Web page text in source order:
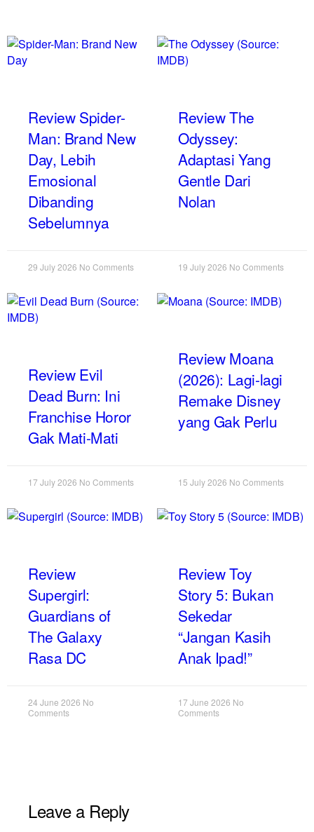
Review Spider-
Man: Brand New
Day, Lebih
Emosional
Dibanding
Sebelumnya
29 July 2026 No Comments
Review The
Odyssey:
Adaptasi Yang
Gentle Dari
Nolan
19 July 2026 No Comments
Review Evil
Dead Burn: Ini
Franchise Horor
Gak Mati-Mati
17 July 2026 No Comments
Review Moana
(2026): Lagi-lagi
Remake Disney
yang Gak Perlu
15 July 2026 No Comments
Review
Supergirl:
Guardians of
The Galaxy
Rasa DC
24 June 2026 No
Comments
Review Toy
Story 5: Bukan
Sekedar
“Jangan Kasih
Anak Ipad!”
17 June 2026 No
Comments
Leave a Reply